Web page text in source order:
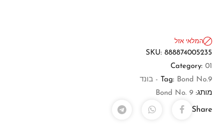
המלאי אזל
SKU: 888874005235
Category: 01
Tag: Bond No.9 - בונד
מותג: Bond No. 9
Share